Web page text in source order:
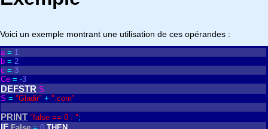
Voici un exemple montrant une utilisation de ces opérandes :
a = 1
b = 2
c = 3
Ce = -3
DEFSTR S
S = "Gladir" + ".com"
PRINT "false == 0 : ";
IF